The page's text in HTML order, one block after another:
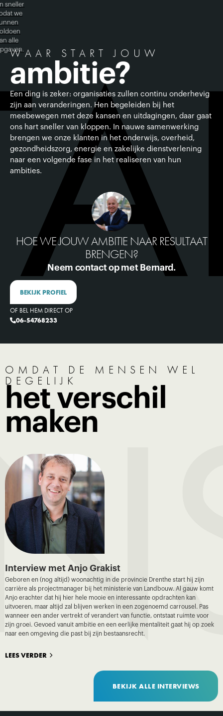
sneller
we
alle
WAAR START JOUW
ambitie?
Een ding is zeker: organisaties zullen continu onderhevig
zijn aan veranderingen. Hen begeleiden bij het
meebewegen met deze kansen en uitdagingen, daar gaat
ons hart sneller van kloppen. In nauwe samenwerking
brengen we onze klanten in het onderwijs, overheid,
gezondheidszorg, energie en zakelijke dienstverlening
naar een volgende fase in het realiseren van hun
ambities.
HOE WE JOUW AMBITIE NAAR RESULTAAT
BRENGEN?
Neem contact op met Bernard.
BEKIJK PROFIEL
OF BEL HEM DIRECT OP
06-54768233
OMDAT DE MENSEN WEL
DEGELIJK
het verschil
maken
BEKIJK ALLE INTERVIEWS
Interview met Anjo Grakist
Geboren en (nog altijd) woonachtig in de provincie Drenthe start hij zijn
carrière als projectmanager bij het ministerie van Landbouw. Al gauw komt
Anjo erachter dat hij hier hele mooie en interessante opdrachten kan
uitvoeren, maar altijd zal blijven werken in een zogenoemd carrousel. Pas
wanneer een ander vertrekt of verandert van functie, ontstaat ruimte voor
zijn groei. Gevoed vanuit ambitie en een eerlijke mentaliteit gaat hij op zoek
naar een omgeving die past bij zijn bestaansrecht.
LEES VERDER